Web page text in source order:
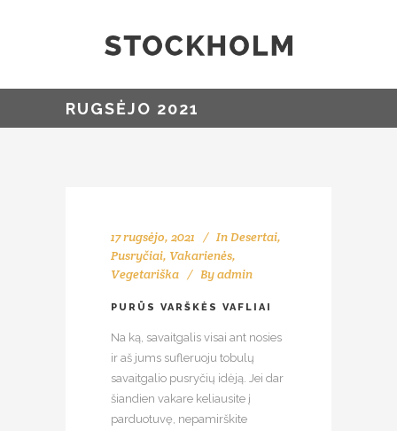
RUGSĖJO 2021
17 rugsėjo, 2021 In Desertai,
Pusryčiai, Vakarienės,
Vegetariška
Byadmin
PURŪS VARŠKĖS VAFLIAI
Na ką, savaitgalis visai ant nosies
ir aš jums sufleruoju tobulų
savaitgalio pusryčių idėją. Jei dar
šiandien vakare keliausite į
parduotuvę, nepamirškite